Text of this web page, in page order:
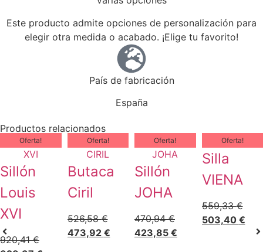
Este producto admite opciones de personalización para
elegir otra medida o acabado. ¡Elige tu favorito!
País de fabricación
España
Productos relacionados
Oferta!
Sillón
Louis
XVI
920,41€
Oferta!
Butaca
Ciril
526,58€
473,92 €
Oferta!
Sillón
JOHA
470,94€
423,85 €
Oferta!
Silla
VIENA
559,33€
503,40 €